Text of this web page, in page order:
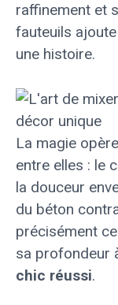
raffinement et
fauteuils
une histoire.
La magie
entre elles : le
la douceur
du béton
précisément
sa profondeur
chic réussi.